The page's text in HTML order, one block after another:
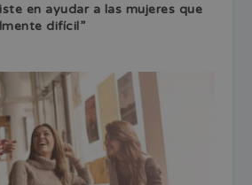
en ayudar a las mujeres que
difícil”